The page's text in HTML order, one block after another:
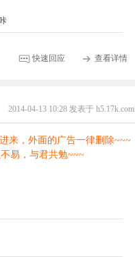
快速回应 查看详情
2014-04-13 10:28 发表于 h5.17k.com
来，外面的广告一律删除~~~
易，与君共勉~~~